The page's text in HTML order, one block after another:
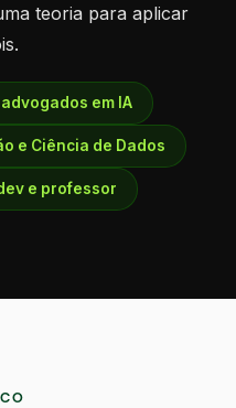
teoria para aplicar
em IA
e Ciência de Dados
e professor